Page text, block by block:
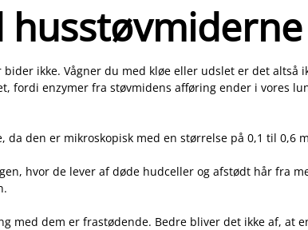
husstøvmiderne
ikke. Vågner du med kløe eller udslet er det altså
fordi enzymer fra støvmidens afføring ender i vores
den er mikroskopisk med en størrelse på 0,1 til
hvor de lever af døde hudceller og afstødt hår fra
med dem er frastødende. Bedre bliver det ikke af, at